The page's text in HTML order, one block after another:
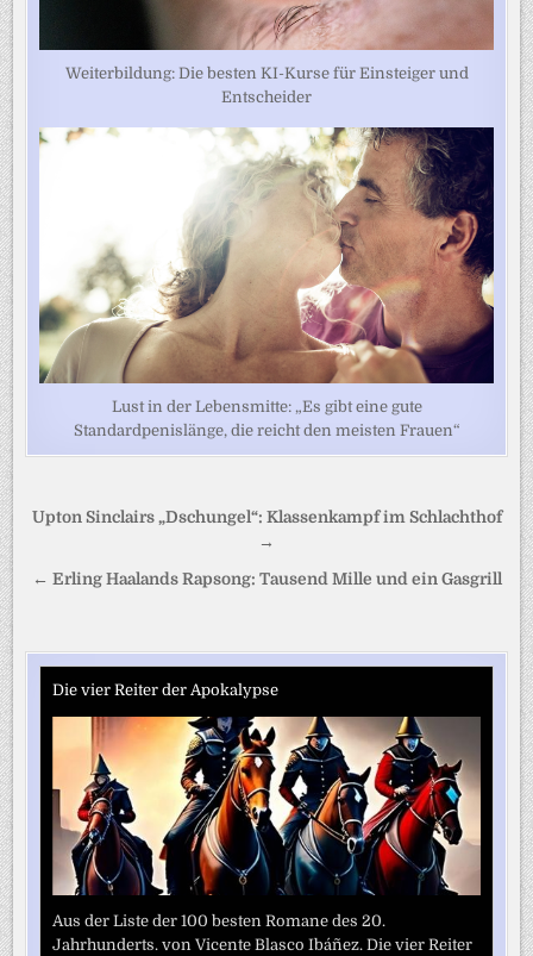
Weiterbildung: Die besten KI-Kurse für Einsteiger und
Entscheider
Lust in der Lebensmitte: „Es gibt eine gute
Standardpenislänge, die reicht den meisten Frauen“
Beitragsnavigation
Upton Sinclairs „Dschungel“: Klassenkampf im Schlachthof
→
← Erling Haalands Rapsong: Tausend Mille und ein Gasgrill
Die vier Reiter der Apokalypse
Aus der Liste der 100 besten Romane des 20.
Jahrhunderts. von Vicente Blasco Ibáñez. Die vier Reiter